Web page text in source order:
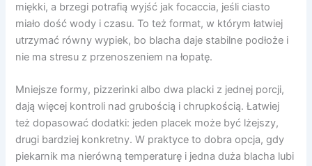
miękki, a brzegi potrafią wyjść jak focaccia, jeśli ciasto
miało dość wody i czasu. To też format, w którym łatwiej
utrzymać równy wypiek, bo blacha daje stabilne podłoże i
nie ma stresu z przenoszeniem na łopatę.
Mniejsze formy, pizzerinki albo dwa placki z jednej porcji,
dają więcej kontroli nad grubością i chrupkością. Łatwiej
też dopasować dodatki: jeden placek może być lżejszy,
drugi bardziej konkretny. W praktyce to dobra opcja, gdy
piekarnik ma nierówną temperaturę i jedna duża blacha lubi